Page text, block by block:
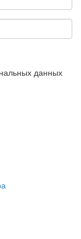
данных